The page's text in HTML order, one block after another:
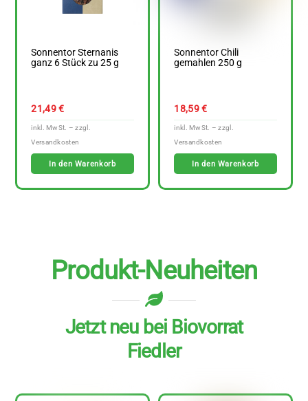
Sonnentor Sternanis
ganz 6 Stück zu 25 g
21,49€
In den Warenkorb
Sonnentor Chili
gemahlen 250 g
18,59€
In den Warenkorb
Produkt-Neuheiten
Jetzt neu bei Biovorrat
Fiedler